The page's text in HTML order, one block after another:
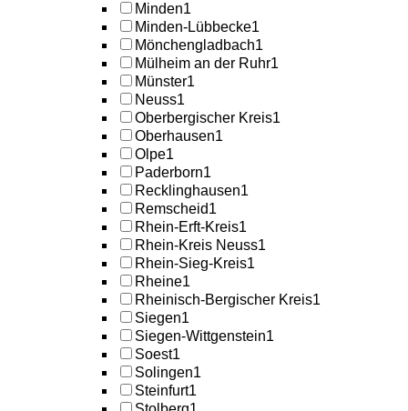
Minden1
Minden-Lübbecke1
Mönchengladbach1
Mülheim an der Ruhr1
Münster1
Neuss1
Oberbergischer Kreis1
Oberhausen1
Olpe1
Paderborn1
Recklinghausen1
Remscheid1
Rhein-Erft-Kreis1
Rhein-Kreis Neuss1
Rhein-Sieg-Kreis1
Rheine1
Rheinisch-Bergischer Kreis1
Siegen1
Siegen-Wittgenstein1
Soest1
Solingen1
Steinfurt1